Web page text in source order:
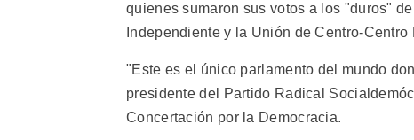
quienes sumaron sus votos a los "duros"
Independiente y la Unión de Centro-Centro
"Este es el único parlamento del mundo
presidente del Partido Radical
Concertación por la Democracia.